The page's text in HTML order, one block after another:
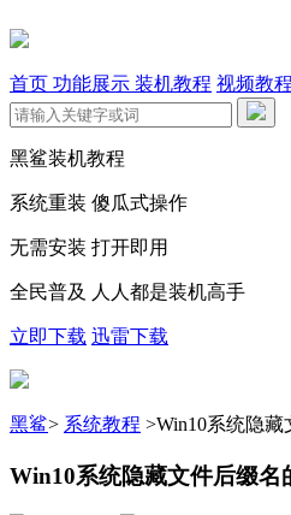
首页 功能展示 装机教程 视频教程
黑鲨装机教程
系统重装 傻瓜式操作
无需安装 打开即用
全民普及 人人都是装机高手
立即下载 迅雷下载
黑鲨> 系统教程 >Win10系统隐
Win10系统隐藏文件后缀名